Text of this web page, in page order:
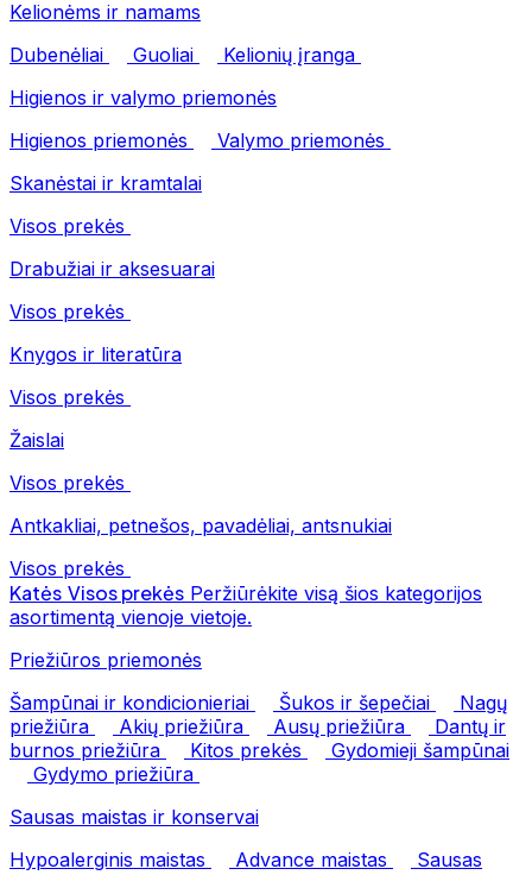
Kelionėms ir namams
Dubenėliai
Guoliai
Kelionių įranga
Higienos ir valymo priemonės
Higienos priemonės
Valymo priemonės
Skanėstai ir kramtalai
Visos prekės
Drabužiai ir aksesuarai
Visos prekės
Knygos ir literatūra
Visos prekės
Žaislai
Visos prekės
Antkakliai, petnešos, pavadėliai, antsnukiai
Visos prekės
Katės Visos prekės Peržiūrėkite visą šios kategorijos
asortimentą vienoje vietoje.
Priežiūros priemonės
Šampūnai ir kondicionieriai
Šukos ir šepečiai
Nagų
priežiūra
Akių priežiūra Ausų priežiūra
Dantų ir
burnos priežiūra
Kitos prekės
Gydomieji šampūnai
Gydymo priežiūra
Sausas maistas ir konservai
Hypoalerginis maistas
Advance maistas
Sausas